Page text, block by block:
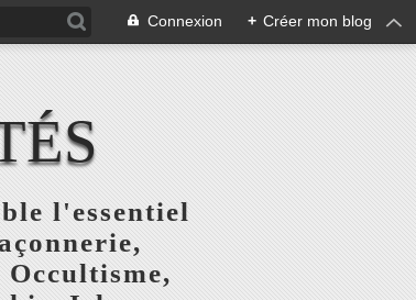
Connexion + Créer mon blog
l'essentiel